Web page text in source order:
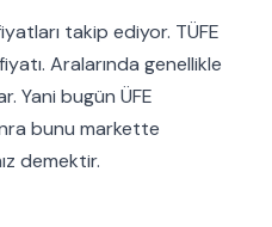
takip ediyor. TÜFE
Aralarında genellikle
Yani bugün ÜFE
bunu markette
demektir.